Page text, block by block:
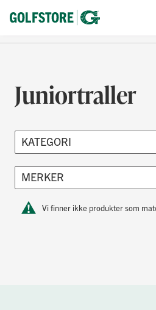
Juniortraller
Vi finner ikke produkter som